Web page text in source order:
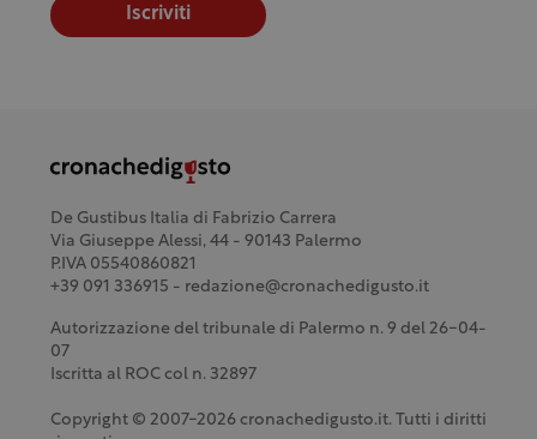
Iscriviti
De Gustibus Italia di Fabrizio Carrera
Via Giuseppe Alessi, 44 - 90143 Palermo
P.IVA 05540860821
+39 091 336915 - redazione@cronachedigusto.it
Autorizzazione del tribunale di Palermo n. 9 del 26-04-
07
Iscritta al ROC col n. 32897
Copyright © 2007-2026 cronachedigusto.it. Tutti i diritti